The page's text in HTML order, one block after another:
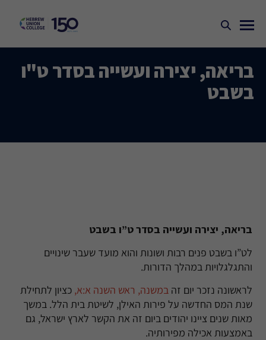
בריאה, יצירה ועשייה בסדר ט"ו
בשבט
בריאה, יצירה ועשייה בסדר ט”ו בשבט
לט”ו בשבט פנים רבות ושונות והוא מועד שעבר שינויים
והתגלגלויות במהלך הדורות.
לראשונה נזכר יום זה במשנה, ראש השנה א:א, כציון לתחילת
שנת המס החדשה על פירות האילן, לשיטת בית הלל. במשך
מאות שנים ציינו יהודים ביום זה את הקשר לארץ ישראל, גם
באמצעות אכילה מפירותיה.